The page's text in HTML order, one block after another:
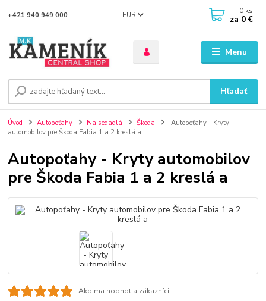
Menu
EUR
Hľadať
+421 940 949 000 0 ks
za 0 €
Úvod Autopoťahy Na sedadlá Škoda
Autopoťahy - Kryty
automobilov pre Škoda Fabia 1 a 2 kreslá a
Autopoťahy - Kryty automobilov
pre Škoda Fabia 1 a 2 kreslá a
Ako ma hodnotia zákazníci